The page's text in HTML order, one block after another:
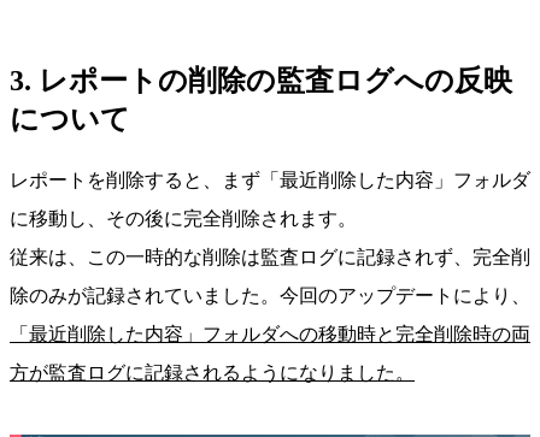
3. レポートの削除の監査ログへの反映
について
レポートを削除すると、まず「最近削除した内容」フォルダ
に移動し、その後に完全削除されます。
従来は、この一時的な削除は監査ログに記録されず、完全削
除のみが記録されていました。今回のアップデートにより、
「最近削除した内容」フォルダへの移動時と完全削除時の両
方が監査ログに記録されるようになりました。